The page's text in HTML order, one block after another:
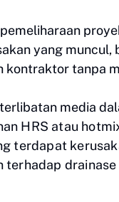
yang
kontraktor tanpa
media
HRS atau
terdapat